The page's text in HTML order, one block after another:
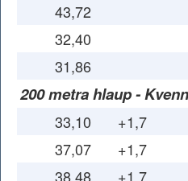
43,72
32,40
31,86
200 metra hlaup -
33,10 +1,7
37,07 +1,7
38,48 +1,7